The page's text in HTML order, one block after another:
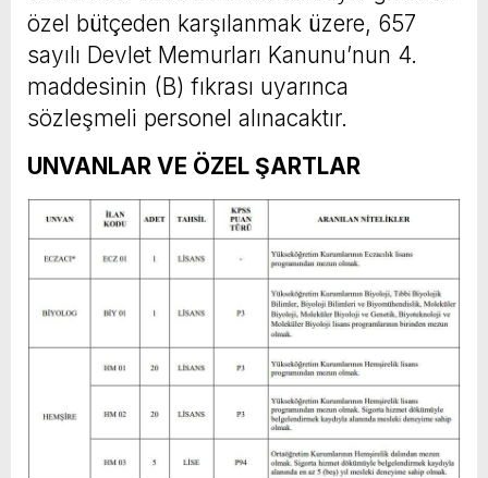
özel bütçeden karşılanmak üzere, 657
sayılı Devlet Memurları Kanunu’nun 4.
maddesinin (B) fıkrası uyarınca
sözleşmeli personel alınacaktır.
UNVANLAR VE ÖZEL ŞARTLAR